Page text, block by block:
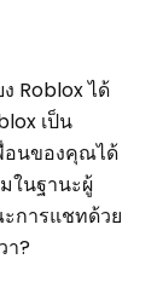
Roblox ได้
เป็น
อนของคุณได้
ในฐานะผู้
การแชทด้วย
า?